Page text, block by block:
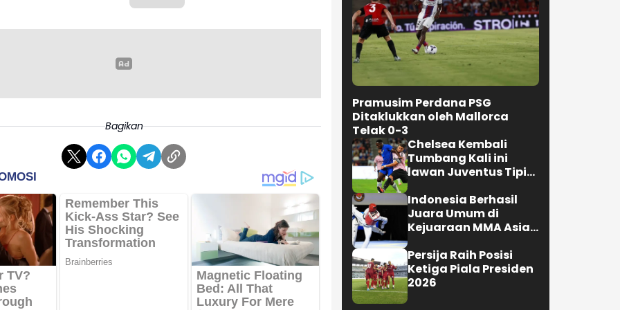
Bagikan
Pramusim Perdana PSG
Ditaklukkan oleh Mallorca
Telak 0-3
Chelsea Kembali
Tumbang Kali ini
lawan Juventus Tipis
Indonesia Berhasil
Juara Umum di
Kejuaraan MMA Asian
Persija Raih Posisi
Ketiga Piala Presiden
2026